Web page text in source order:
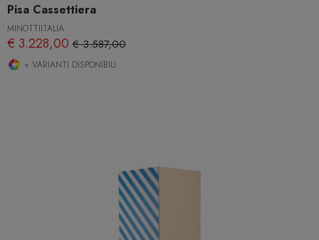
Pisa Cassettiera
MINOTTIITALIA
€ 3.228,00 € 3.587,00
+ VARIANTI DISPONIBILI